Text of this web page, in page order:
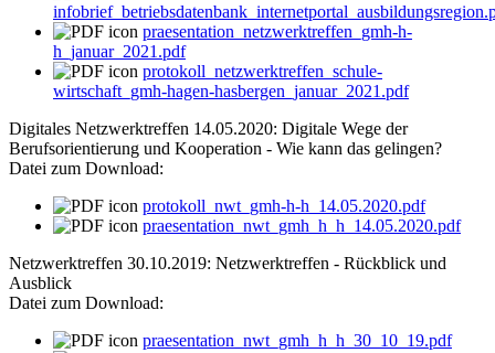
praesentation_netzwerktreffen_gmh-h-
h_januar_2021.pdf
protokoll_netzwerktreffen_schule-
wirtschaft_gmh-hagen-hasbergen_januar_2021.pdf
Digitales Netzwerktreffen 14.05.2020: Digitale Wege der
Berufsorientierung und Kooperation - Wie kann das gelingen?
Datei zum Download:
protokoll_nwt_gmh-h-h_14.05.2020.pdf
praesentation_nwt_gmh_h_h_14.05.2020.pdf
Netzwerktreffen 30.10.2019: Netzwerktreffen - Rückblick und
Ausblick
Datei zum Download:
praesentation_nwt_gmh_h_h_30_10_19.pdf